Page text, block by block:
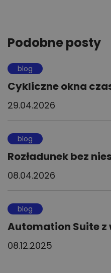
Podobne posty
blog
Cykliczne okna
29.04.2026
blog
Rozładunek bez
08.04.2026
blog
Automation Suite z
08.12.2025